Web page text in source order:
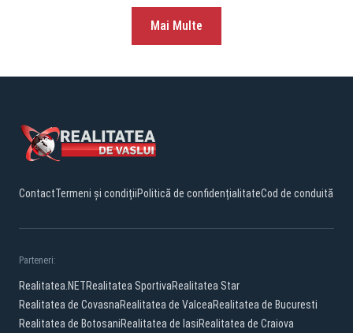
Mai Multe
ContactTermeni și condițiiPolitică de confidențialitateCod de conduită
Parteneri:
Realitatea.NETRealitatea SportivaRealitatea Star
Realitatea de CovasnaRealitatea de ValceaRealitatea de Bucuresti
Realitatea de BotosaniRealitatea de IasiRealitatea de Craiova